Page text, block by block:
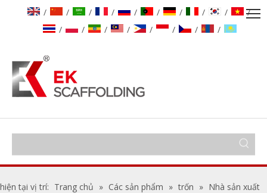
/ / / / / / / / /
/
/
/ / / / / / /
hiện tại vị trí: Trang chủ » Các sản phẩm » trốn » Nhà sản xuất